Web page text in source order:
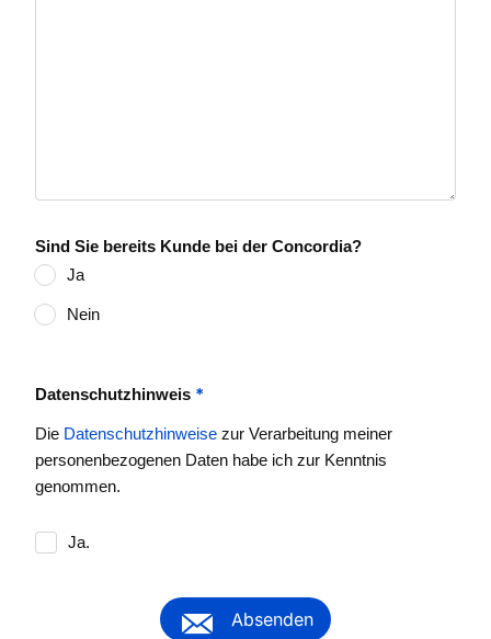
Sind Sie bereits Kunde bei der Concordia?
Ja
Nein
Datenschutzhinweis *
Die Datenschutzhinweise zur Verarbeitung meiner
personenbezogenen Daten habe ich zur Kenntnis
genommen.
Ja.
Absenden